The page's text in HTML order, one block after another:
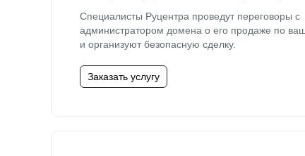
Специалисты Руцентра проведут переговоры с
администратором домена о его продаже по
и организуют безопасную сделку.
Заказать услугу